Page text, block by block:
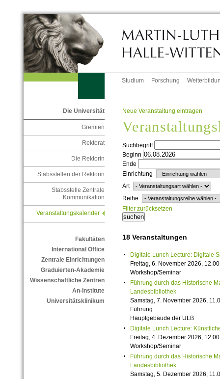
Studium Forschung
Die Universität
Gremien
Rektorat
Die Rektorin
Stabsstellen der Rektorin
Stabsstelle Zentrale
Kommunikation
Veranstaltungskalender
Fakultäten
International Office
Zentrale Einrichtungen
Graduierten-Akademie
Wissenschaftliche Zentren
An-Institute
Universitätsklinikum
Neue Veranstaltung eintragen
Suchbegriff
Beginn
Ende
Einrichtung
Art
Reihe
Filter zurücksetzen
18 Veranstaltungen
Digitale Lunch Lecture: Digitale
Freitag, 6. November 2026,
Workshop/Seminar
Führung durch das Historische
Landesbibliothek
Samstag, 7. November 2026,
Führung
Hauptgebäude der ULB
Digitale Lunch Lecture:
Freitag, 4. Dezember 2026,
Workshop/Seminar
Führung durch das Historische
Landesbibliothek
Samstag, 5. Dezember 2026,